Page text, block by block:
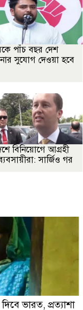
পাঁচ বছর দেশ
সুযোগ দেওয়া হবে
বিনিয়োগে আগ্রহী
সার্জিও গর
ভারত, প্রত্যাশা